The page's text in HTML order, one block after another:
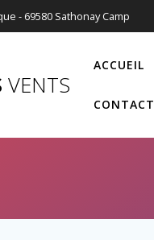
- 69580 Sathonay Camp
VENTS
ACCUEIL
CONTACT